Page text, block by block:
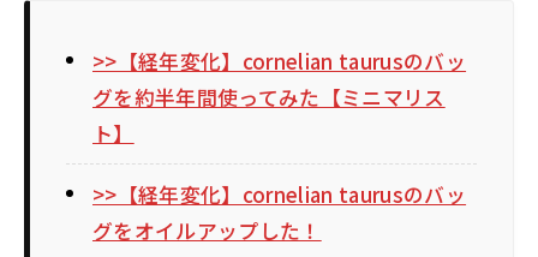
>>【経年変化】cornelian taurusのバッ
グを約半年間使ってみた【ミニマリス
ト】
>>【経年変化】cornelian taurusのバッ
グをオイルアップした！